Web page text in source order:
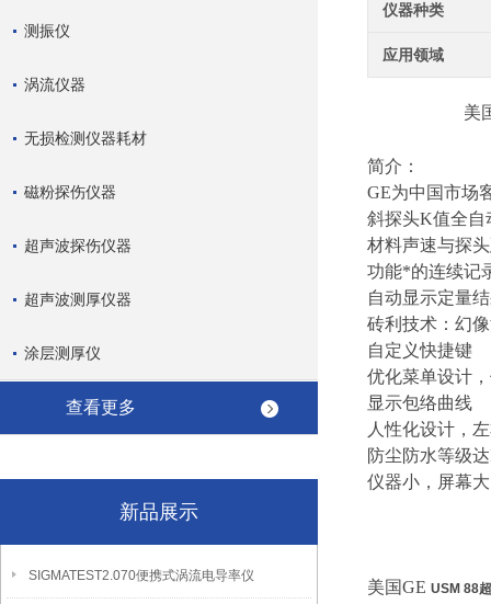
测振仪
涡流仪器
无损检测仪器耗材
磁粉探伤仪器
超声波探伤仪器
超声波测厚仪器
涂层测厚仪
查看更多
新品展示
SIGMATEST2.070便携式涡流电导率仪
仪器种类
应用领域
美国
简介：
GE为中国市场
斜探头K值全自
材料声速与探
功能*的连续记
自动显示定量
砖利技术：幻
自定义快捷键
优化菜单设计
显示包络曲线
人性化设计，
防尘防水等级
仪器小，屏幕大
美国GE USM 88